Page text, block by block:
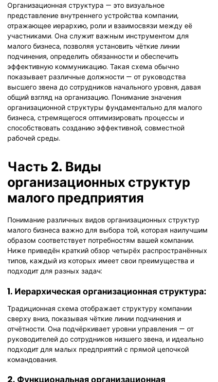
Организационная структура — это визуальное
представление внутреннего устройства компании,
отражающее иерархию, роли и взаимосвязи между её
участниками. Она служит важным инструментом для
малого бизнеса, позволяя установить чёткие линии
подчинения, определить обязанности и обеспечить
эффективную коммуникацию. Такая схема обычно
показывает различные должности — от руководства
высшего звена до сотрудников начального уровня, давая
общий взгляд на организацию. Понимание значения
организационной структуры фундаментально для малого
бизнеса, стремящегося оптимизировать процессы и
способствовать созданию эффективной, совместной
рабочей среды.
Часть 2. Виды
организационных структур
малого предприятия
Понимание различных видов организационных структур
малого бизнеса важно для выбора той, которая наилучшим
образом соответствует потребностям вашей компании.
Ниже приведён краткий обзор четырёх распространённых
типов, каждый из которых имеет свои преимущества и
подходит для разных задач:
1. Иерархическая организационная структура:
Традиционная схема отображает структуру компании
сверху вниз, показывая чёткие линии подчинения и
отчётности. Она подчёркивает уровни управления — от
руководителей до сотрудников низшего звена, и идеально
подходит для малых предприятий с прямой цепочкой
командования.